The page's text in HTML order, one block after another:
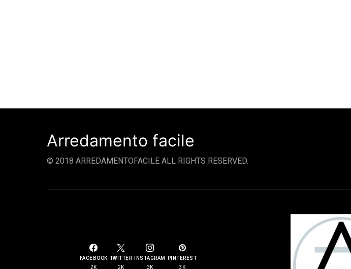
Arredamento facile
© 2018 ARREDAMENTOFACILE ALL RIGHTS RESERVED.
FACEBOOK
2K
TWITTER
2K
INSTAGRAM
3K
PINTEREST
3K